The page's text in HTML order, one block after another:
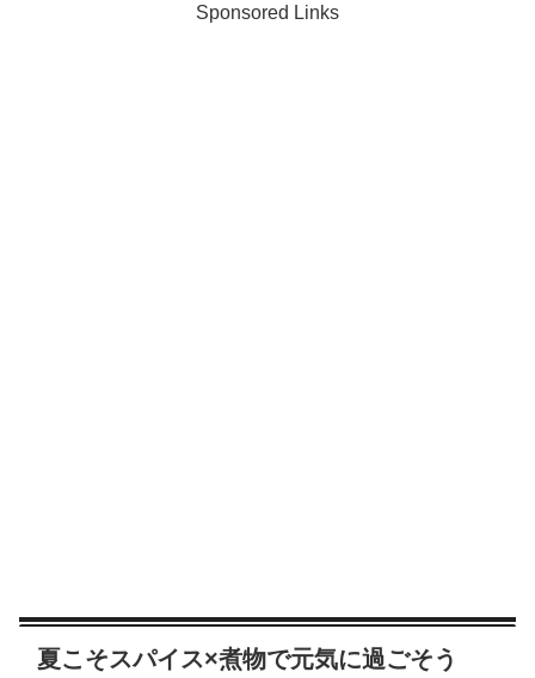
Sponsored Links
夏こそスパイス×煮物で元気に過ごそう